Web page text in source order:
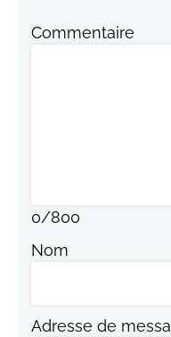
Commentaire
0/800
Nom
Adresse de